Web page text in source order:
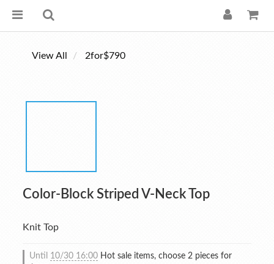
View All 2for$790
Color-Block Striped V-Neck Top
Knit Top
Until 10/30 16:00 Hot sale items, choose 2 pieces for